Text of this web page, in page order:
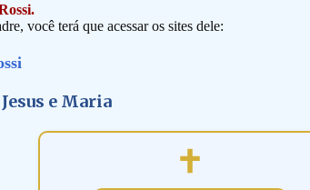
você terá que acessar os sites dele:
e Maria